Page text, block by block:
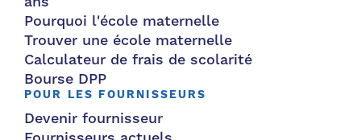
Pourquoi l'école maternelle
Trouver une école maternelle
Calculateur de frais de scolarité
Bourse DPP
POUR LES FOURNISSEURS
Devenir fournisseur